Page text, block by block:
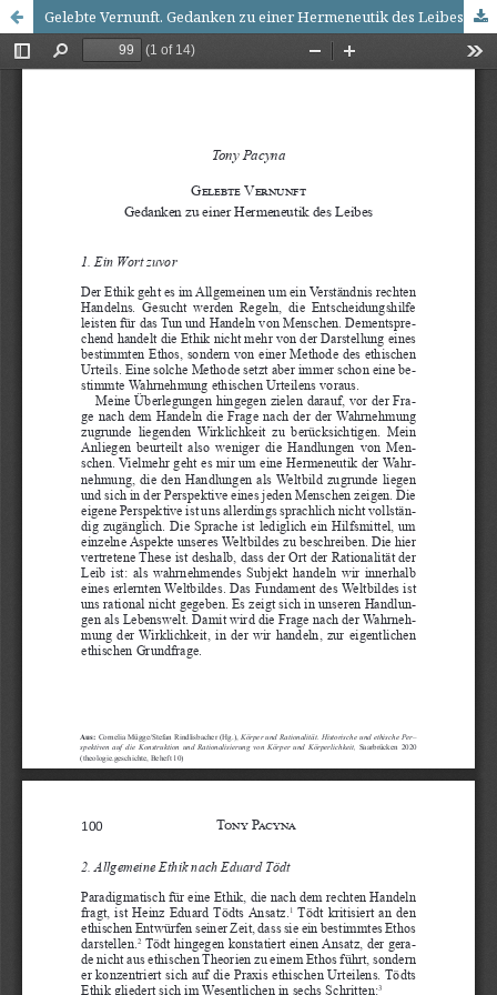
Gelebte Vernunft. Gedanken zu einer Hermeneutik des Leibes